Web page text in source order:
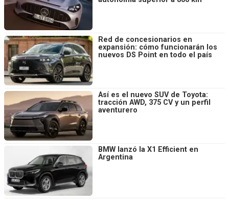
Red de concesionarios en
expansión: cómo funcionarán los
nuevos DS Point en todo el país
Así es el nuevo SUV de Toyota:
tracción AWD, 375 CV y un perfil
aventurero
BMW lanzó la X1 Efficient en
Argentina